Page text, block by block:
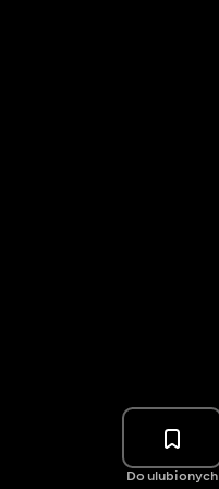
Do ulubionych